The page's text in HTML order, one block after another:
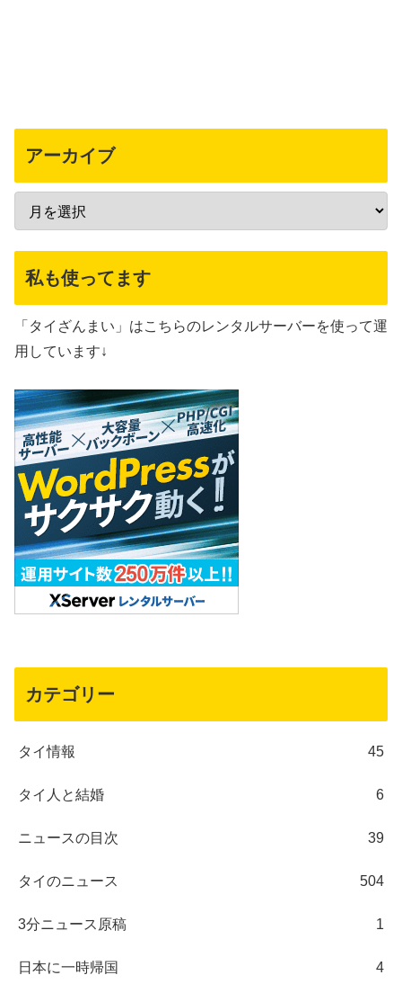
アーカイブ
私も使ってます
「タイざんまい」はこちらのレンタルサーバーを使って運
用しています↓
カテゴリー
タイ情報 45
タイ人と結婚 6
ニュースの目次 39
タイのニュース 504
3分ニュース原稿 1
日本に一時帰国 4